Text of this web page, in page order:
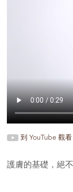
到 YouTube 觀看
護膚的基礎，絕